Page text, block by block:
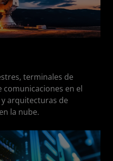
terminales de
comunicaciones en el
y arquitecturas de
la nube.